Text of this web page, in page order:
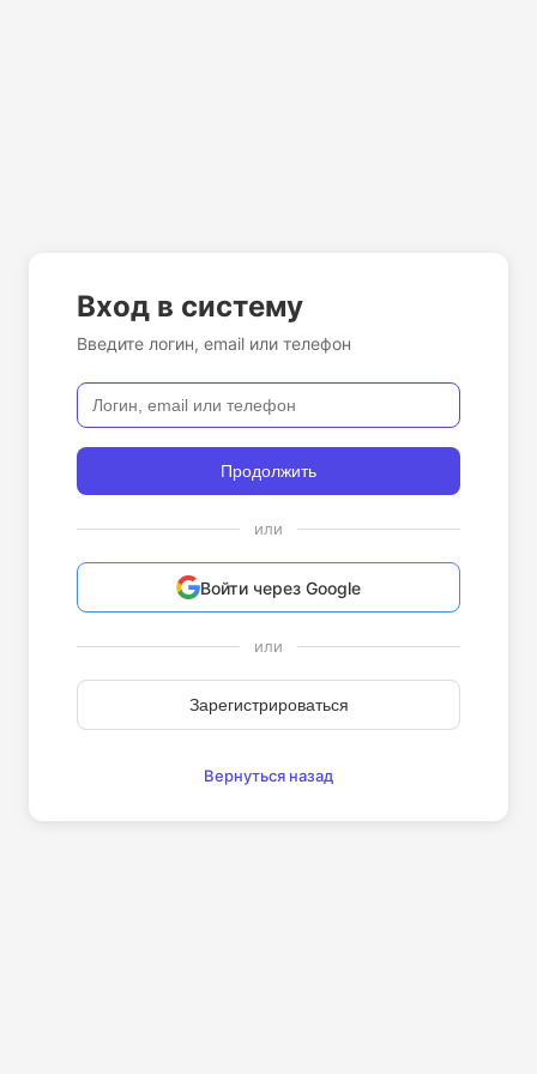
Вход в систему
Введите логин, email или телефон
Продолжить
или
Войти через Google
или
Зарегистрироваться
Вернуться назад